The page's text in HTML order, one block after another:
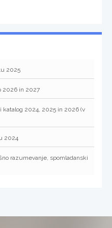
2025
2026 in 2027
katalog 2024, 2025 in 2026 (v
2024
razumevanje, spomladanski